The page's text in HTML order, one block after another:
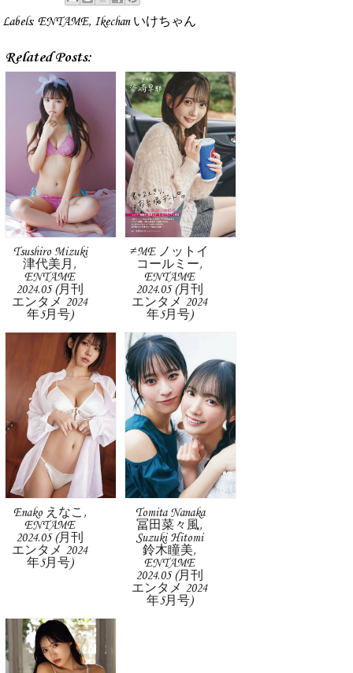
Labels: ENTAME, Ikechan いけちゃん
Related Posts:
Tsushiro Mizuki
津代美月,
ENTAME
2024.05 (月刊
エンタメ 2024
年5月号)
≠ME ノットイ
コールミー,
ENTAME
2024.05 (月刊
エンタメ 2024
年5月号)
Enako えなこ,
ENTAME
2024.05 (月刊
エンタメ 2024
年5月号)
Tomita Nanaka
冨田菜々風,
Suzuki Hitomi
鈴木瞳美,
ENTAME
2024.05 (月刊
エンタメ 2024
年5月号)